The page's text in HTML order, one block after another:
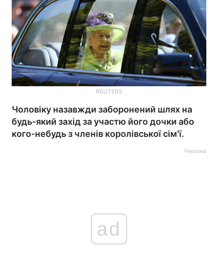
REUTERS
Чоловіку назавжди заборонений шлях на
будь-який захід за участю його дочки або
кого-небудь з членів королівської сім'ї.
Реклама
ad